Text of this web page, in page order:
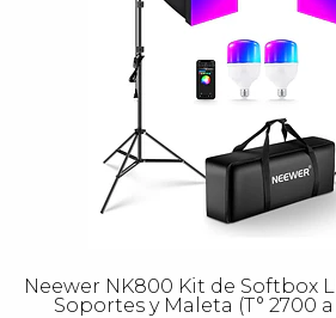
Neewer NK800 Kit de Softbox
Soportes y Maleta (T° 2700 a